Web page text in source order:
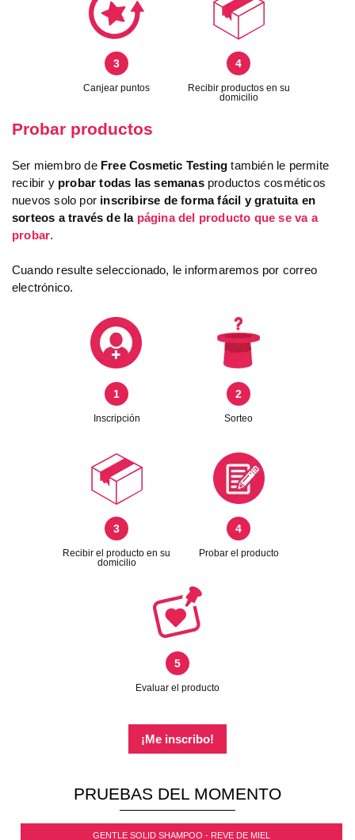
3
Canjear puntos
4
Recibir productos en su
domicilio
Probar productos
Ser miembro de Free Cosmetic Testing también le permite
recibir y probar todas las semanasproductos cosméticos
nuevos solo por inscribirse de forma fácil y gratuita en
sorteos a través de la página del producto que se va a
probar.
Cuando resulte seleccionado, le informaremos por correo
electrónico.
1
Inscripción
2
Sorteo
3
Recibir el producto en su
domicilio
4
Probar el producto
5
Evaluar el producto
¡Me inscribo!
PRUEBAS DEL MOMENTO
GENTLE SOLID SHAMPOO - REVE DE MIEL